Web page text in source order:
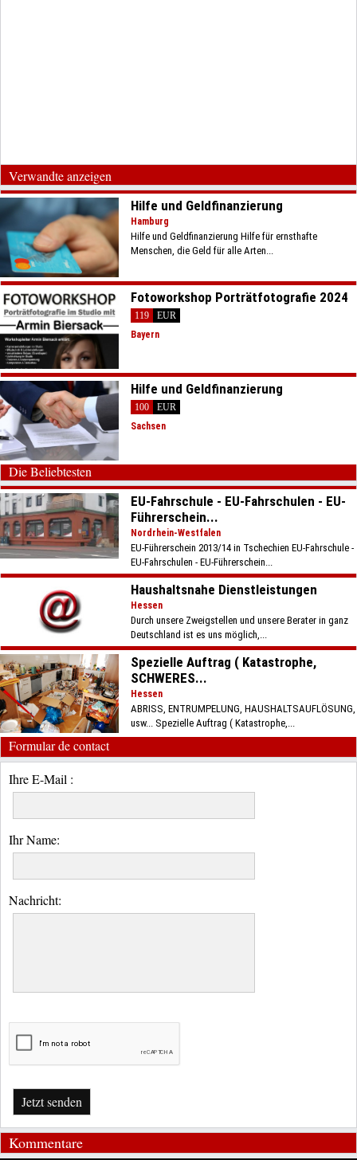
Verwandte anzeigen
Hilfe und Geldfinanzierung
Hamburg
Hilfe und Geldfinanzierung Hilfe für ernsthafte
Menschen, die Geld für alle Arten...
Fotoworkshop Porträtfotografie 2024
119
EUR
Bayern
Hilfe und Geldfinanzierung
100
EUR
Sachsen
Die Beliebtesten
EU-Fahrschule - EU-Fahrschulen - EU-
Führerschein...
Nordrhein-Westfalen
EU-Führerschein 2013/14 in Tschechien EU-Fahrschule -
EU-Fahrschulen - EU-Führerschein...
Haushaltsnahe Dienstleistungen
Hessen
Durch unsere Zweigstellen und unsere Berater in ganz
Deutschland ist es uns möglich,...
Spezielle Auftrag ( Katastrophe,
SCHWERES...
Hessen
ABRISS, ENTRUMPELUNG, HAUSHALTSAUFLÖSUNG,
usw... Spezielle Auftrag ( Katastrophe,...
Formular de contact
Ihre E-Mail :
Ihr Name:
Nachricht:
Jetzt senden
Kommentare